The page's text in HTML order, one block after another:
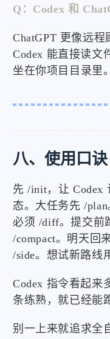
Q：Codex 和
ChatGPT 更像远程
Codex 能直接读文
坐在你项目目录里。
八、使用口诀
先 /init，让 Codex
态。大任务先 /
必须 /diff。提交前
/compact。明天回
/side。想试新路线
Codex 指令看起来
条练熟，就已经能
别一上来就追求全